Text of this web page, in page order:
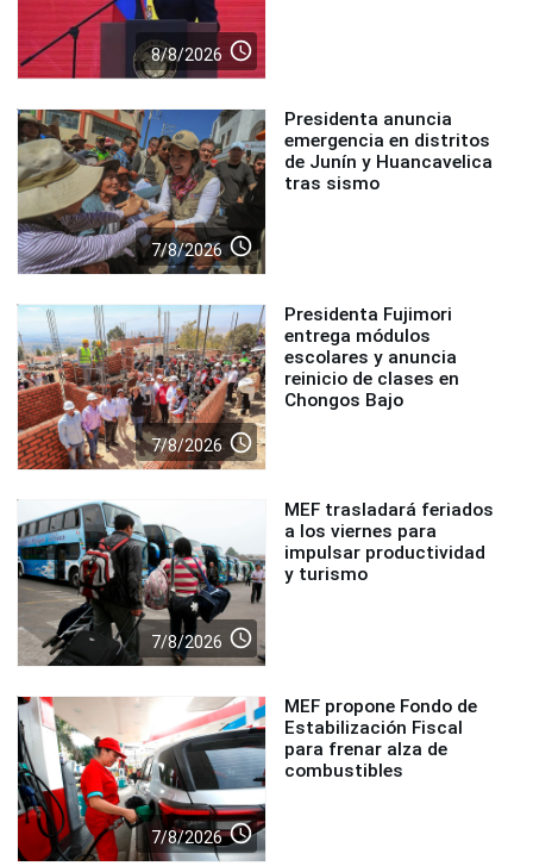
8/8/2026 access_time
7/8/2026 access_time
Presidenta anuncia
emergencia en distritos
de Junín y Huancavelica
tras sismo
7/8/2026 access_time
Presidenta Fujimori
entrega módulos
escolares y anuncia
reinicio de clases en
Chongos Bajo
7/8/2026 access_time
MEF trasladará feriados
a los viernes para
impulsar productividad
y turismo
7/8/2026 access_time
MEF propone Fondo de
Estabilización Fiscal
para frenar alza de
combustibles